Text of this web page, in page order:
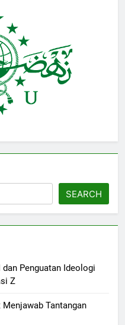
SEARCH
Penguatan Ideologi
Z
Tantangan